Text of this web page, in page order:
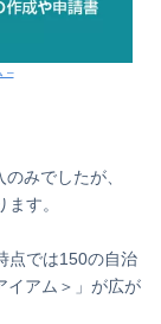
–
みでしたが、
す。
点では150の⾃治
イアム＞」が広が